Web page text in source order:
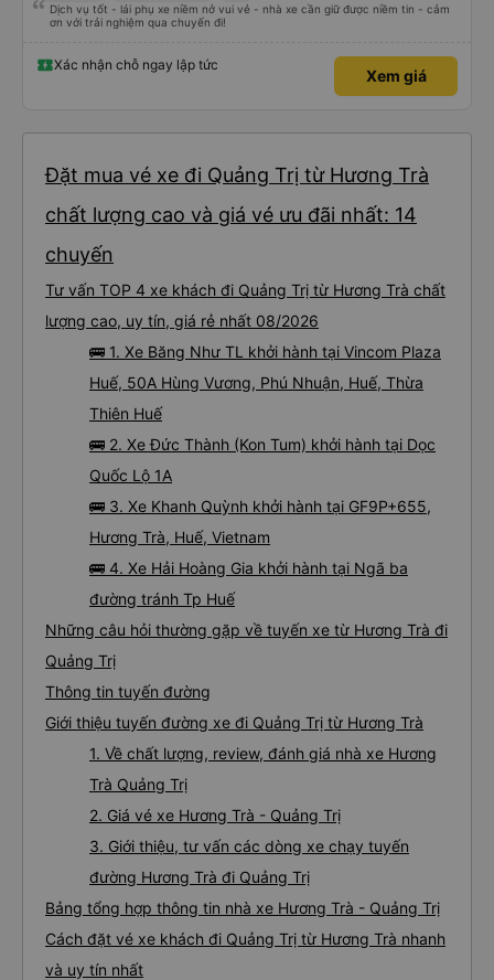
Dịch vụ tốt - lái phụ xe niềm nở vui vẻ - nhà xe cần giữ được niềm tin - cảm
ơn với trải nghiệm qua chuyến đi!
Xác nhận chỗ ngay lập tức
Xem giá
Đặt mua vé xe đi Quảng Trị từ Hương Trà
chất lượng cao và giá vé ưu đãi nhất: 14
chuyến
Tư vấn TOP 4 xe khách đi Quảng Trị từ Hương Trà chất
lượng cao, uy tín, giá rẻ nhất 08/2026
🚌 1. Xe Băng Như TL khởi hành tại Vincom Plaza
Huế, 50A Hùng Vương, Phú Nhuận, Huế, Thừa
Thiên Huế
🚌 2. Xe Đức Thành (Kon Tum) khởi hành tại Dọc
Quốc Lộ 1A
🚌 3. Xe Khanh Quỳnh khởi hành tại GF9P+655,
Hương Trà, Huế, Vietnam
🚌 4. Xe Hải Hoàng Gia khởi hành tại Ngã ba
đường tránh Tp Huế
Những câu hỏi thường gặp về tuyến xe từ Hương Trà đi
Quảng Trị
Thông tin tuyến đường
Giới thiệu tuyến đường xe đi Quảng Trị từ Hương Trà
1. Về chất lượng, review, đánh giá nhà xe Hương
Trà Quảng Trị
2. Giá vé xe Hương Trà - Quảng Trị
3. Giới thiệu, tư vấn các dòng xe chạy tuyến
đường Hương Trà đi Quảng Trị
Bảng tổng hợp thông tin nhà xe Hương Trà - Quảng Trị
Cách đặt vé xe khách đi Quảng Trị từ Hương Trà nhanh
và uy tín nhất